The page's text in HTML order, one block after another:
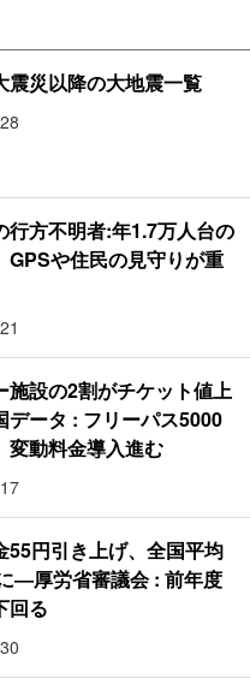
震災以降の大地震一覧
行方不明者:年1.7万人台の
GPSや住民の見守りが重
施設の2割がチケット値上
ータ : フリーパス5000
変動料金導入進む
55円引き上げ、全国平均
―厚労省審議会 : 前年度
回る